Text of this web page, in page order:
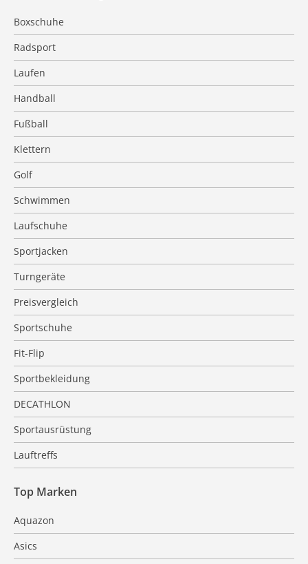
Boxschuhe
Radsport
Laufen
Handball
Fußball
Klettern
Golf
Schwimmen
Laufschuhe
Sportjacken
Turngeräte
Preisvergleich
Sportschuhe
Fit-Flip
Sportbekleidung
DECATHLON
Sportausrüstung
Lauftreffs
Top Marken
Aquazon
Asics